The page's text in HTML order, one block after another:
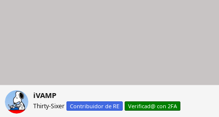
iVAMP
Thirty-Sixer Contribuidor de RE Verificad@ con 2FA